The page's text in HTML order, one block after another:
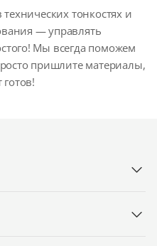
тонкостях и
— управлять
Мы всегда поможем
пришлите материалы,